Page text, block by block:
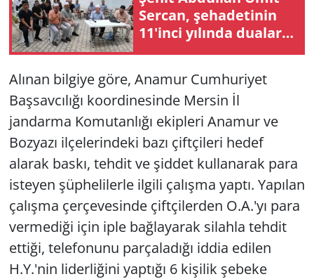
Sercan, şehadetinin
11'inci yılında dualarla
anıldı
Alınan bilgiye göre, Anamur Cumhuriyet
Başsavcılığı koordinesinde Mersin İl
jandarma Komutanlığı ekipleri Anamur ve
Bozyazı ilçelerindeki bazı çiftçileri hedef
alarak baskı, tehdit ve şiddet kullanarak para
isteyen şüphelilerle ilgili çalışma yaptı. Yapılan
çalışma çerçevesinde çiftçilerden O.A.'yı para
vermediği için iple bağlayarak silahla tehdit
ettiği, telefonunu parçaladığı iddia edilen
H.Y.'nin liderliğini yaptığı 6 kişilik şebeke